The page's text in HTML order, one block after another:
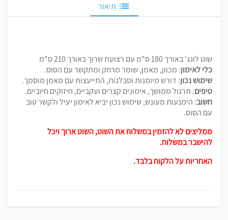
תיאור
שוט לונג' באורך 180 ס"מ עם רצועת שרוך באורך 210 ס"מ
כלי לאימון: מכוון, מאמן, שומר מרחק ומתקשר עם הסוס.
שימוש נכון: דורש מיומנות וסבלנות, התייעצות עם מאמן מוסמך.
טיפים: תרגול ממושך, אימונים קצרים ועקביים, חיזוקים חיוביים.
חשוב: הימנעות מעונש, שימוש נכון יביא לאימון יעיל ולקשר טוב
עם הסוס.
ממליצים לא להזמין במשלוח את השוט, השוט ארוך ויכל
להישבר במשלוח.
האחריות על הלקוח בלבד.